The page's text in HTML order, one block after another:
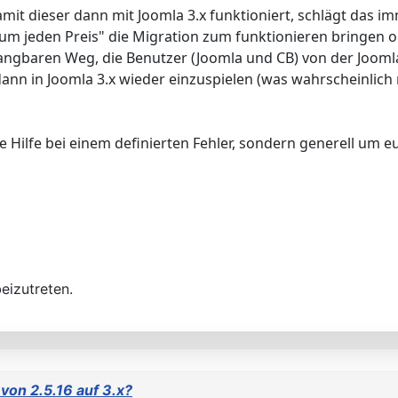
dieser dann mit Joomla 3.x funktioniert, schlägt das
jeden Preis" die Migration zum funktionieren bringen
Weg, die Benutzer (Joomla und CB) von der
in Joomla 3.x wieder einzuspielen (was
bei einem definierten Fehler, sondern generell um
2.5.16 auf 3.x?